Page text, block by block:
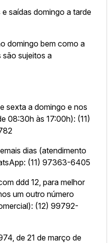
saídas domingo a tarde
domingo bem como a
são sujeitos a
sexta a domingo e nos
08:30h às 17:00h): (11)
dias (atendimento
(11) 97363-6405
ddd 12, para melhor
um outro número
(12) 99792-
de 21 de março de